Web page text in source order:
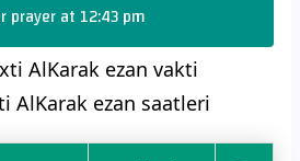
prayer at 12:43 pm
AlKarak ezan vakti
AlKarak ezan saatleri